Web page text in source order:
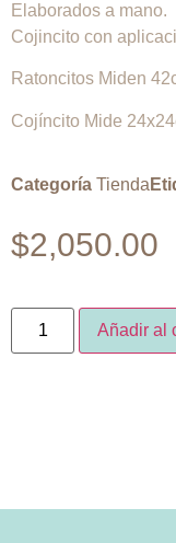
Elaborados a mano.
Cojincito con
Ratoncitos Miden
Cojíncito Mide
Categoría Tienda
$2,050.00
Añadir al